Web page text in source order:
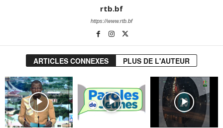
rtb.bf
https://www.rtb.bf
ARTICLES CONNEXES PLUS DE L'AUTEUR